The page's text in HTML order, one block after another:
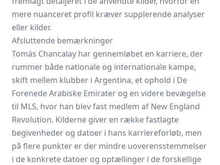
mere nuanceret profil kræver supplerende analyser
eller kilder.
Afsluttende bemærkninger
Tomás Chancalay har gennemløbet en karriere, der
rummer både nationale og internationale kampe,
skift mellem klubber i Argentina, et ophold i De
Forenede Arabiske Emirater og en videre bevægelse
til MLS, hvor han blev fast medlem af New England
Revolution. Kilderne giver en række fastlagte
begivenheder og datoer i hans karriereforløb, men
på flere punkter er der mindre uoverensstemmelser
i de konkrete datoer og optællinger i de forskellige